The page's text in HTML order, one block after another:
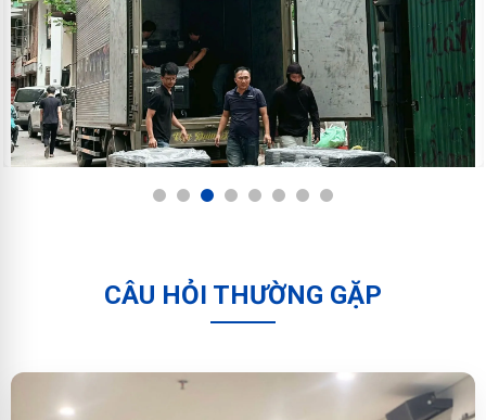
1 2 3 4 5 6 7 8
CÂU HỎI THƯỜNG GẶP